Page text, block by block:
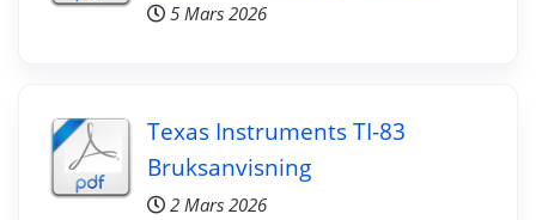
5 Mars 2026
Texas Instruments TI-83
Bruksanvisning
2 Mars 2026